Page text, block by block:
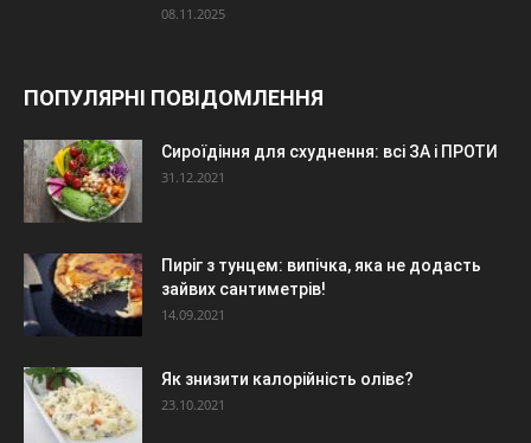
08.11.2025
ПОПУЛЯРНІ ПОВІДОМЛЕННЯ
Сироїдіння для схуднення: всі ЗА і ПРОТИ
31.12.2021
Пиріг з тунцем: випічка, яка не додасть
зайвих сантиметрів!
14.09.2021
Як знизити калорійність олівє?
23.10.2021